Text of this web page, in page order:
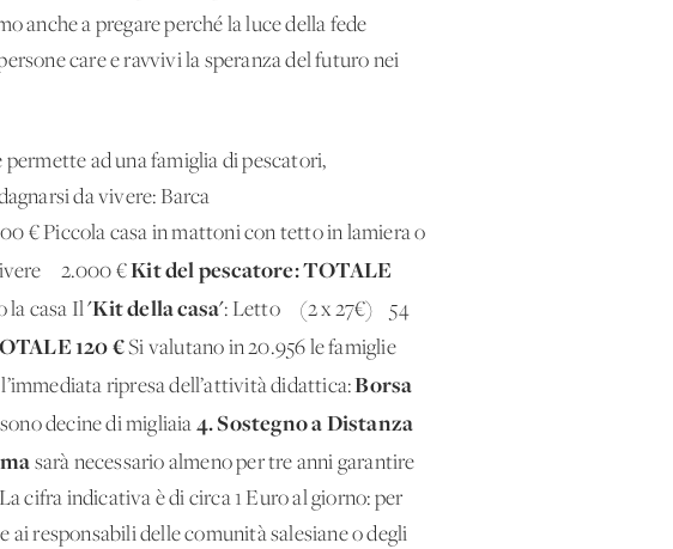
anche a pregare perché la luce della fede
care e ravvivi la speranza del futuro nei
permette ad una famiglia di pescatori,
a guadagnarsi da vivere: Barca
casa in mattoni con tetto in lamiera o
2.000 €Kit del pescatore: TOTALE
la casa Il'Kit della casa': Letto (2 x 27€) 54
120 €Si valutano in 20.956 le famiglie
ripresa dell’attività didattica:Borsa
decine di migliaia 4. Sostegno a Distanza
sarà necessario almeno per tre anni garantire
cifra indicativa è di circa 1 Euro al giorno: per
ai responsabili delle comunità salesiane o degli